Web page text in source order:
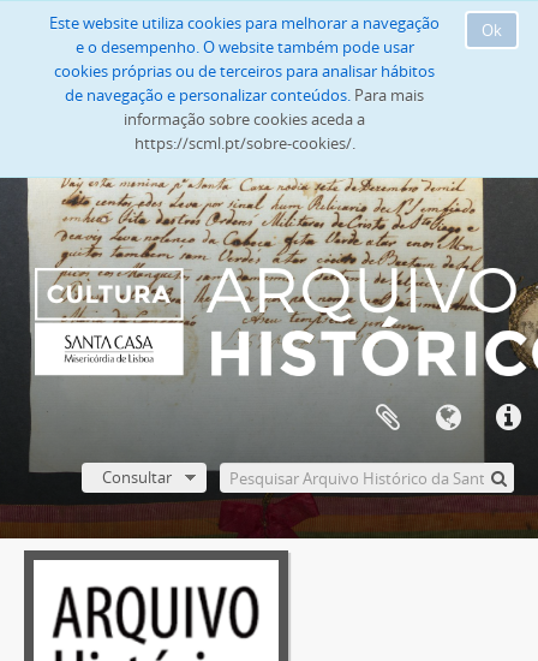
Ok
Este website utiliza cookies para melhorar a navegação
e o desempenho. O website também pode usar
cookies próprias ou de terceiros para analisar hábitos
de navegação e personalizar conteúdos. Para mais
informação sobre cookies aceda a
https://scml.pt/sobre-cookies/.
Consultar